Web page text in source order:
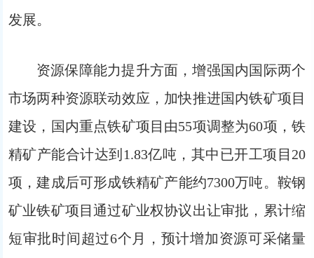
发展。
资源保障能力提升方面，增强国内国际两个
市场两种资源联动效应，加快推进国内铁矿项目
建设，国内重点铁矿项目由55项调整为60项，铁
精矿产能合计达到1.83亿吨，其中已开工项目20
项，建成后可形成铁精矿产能约7300万吨。鞍钢
矿业铁矿项目通过矿业权协议出让审批，累计缩
短审批时间超过6个月，预计增加资源可采储量